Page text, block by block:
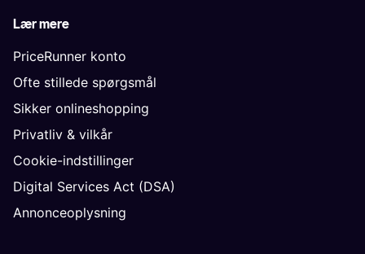
Lær mere
PriceRunner konto
Ofte stillede spørgsmål
Sikker onlineshopping
Privatliv & vilkår
Cookie-indstillinger
Digital Services Act (DSA)
Annonceoplysning